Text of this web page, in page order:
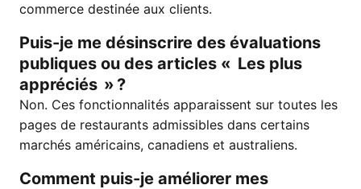
commerce destinée aux clients.
Puis-je me désinscrire des évaluations
publiques ou des articles « Les plus
appréciés » ?
Non. Ces fonctionnalités apparaissent sur toutes les
pages de restaurants admissibles dans certains
marchés américains, canadiens et australiens.
Comment puis-je améliorer mes